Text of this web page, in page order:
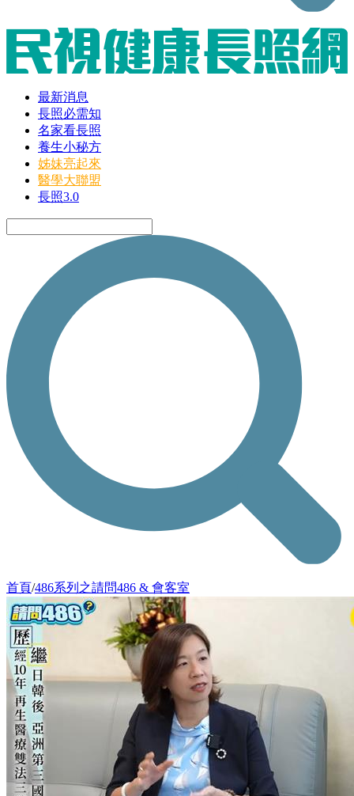
最新消息
長照必需知
名家看長照
養生小秘方
姊妹亮起來
醫學大聯盟
長照3.0
首頁/486系列之請問486 & 會客室